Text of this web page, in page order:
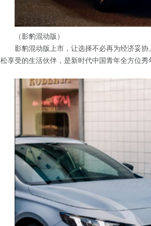
（影豹混动版）
影豹混动版上市，让选择不必再为经济妥
松享受的生活伙伴，是新时代中国青年全方位秀